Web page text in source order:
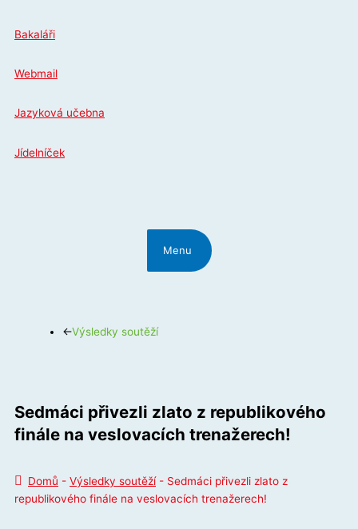
obsah
Bakaláři
Webmail
Jazyková učebna
Jídelníček
Menu
←Výsledky soutěží
Sedmáci přivezli zlato z republikového
finále na veslovacích trenažerech!
Domů - Výsledky soutěží- Sedmáci přivezli zlato z
republikového finále na veslovacích trenažerech!